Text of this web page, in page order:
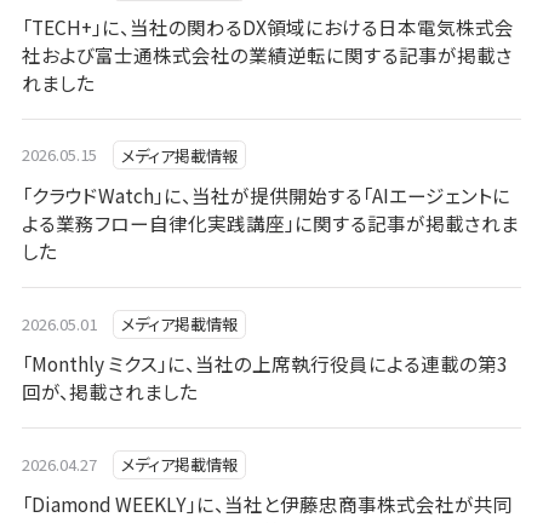
「TECH+」に、当社の関わるDX領域における日本電気株式会
社および富士通株式会社の業績逆転に関する記事が掲載さ
れました
2026.05.15 メディア掲載情報
「クラウドWatch」に、当社が提供開始する「AIエージェントに
よる業務フロー自律化実践講座」に関する記事が掲載されま
した
2026.05.01 メディア掲載情報
「Monthly ミクス」に、当社の上席執行役員による連載の第3
回が、掲載されました
2026.04.27 メディア掲載情報
「Diamond WEEKLY」に、当社と伊藤忠商事株式会社が共同